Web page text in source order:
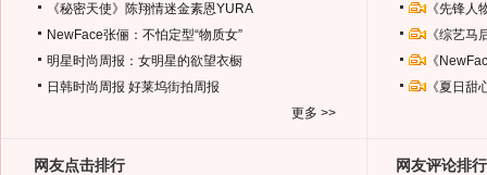
《秘密天使》陈翔情迷金素恩YURA
NewFace张俪：不怕定型“物质女”
明星时尚周报：女明星的欲望衣橱
日韩时尚周报 好莱坞街拍周报
更多 >>
《先锋
《综艺
《
《夏日
网友点击排行 网友评论排行